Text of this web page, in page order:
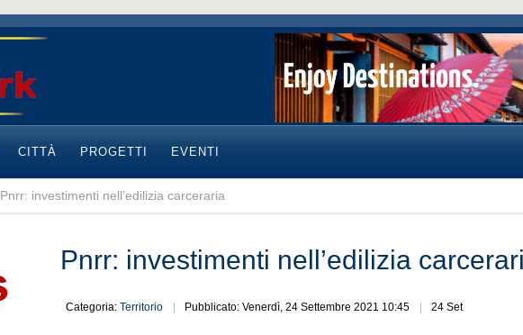
CITTÀ PROGETTI EVENTI
Pnrr: investimenti nell’edilizia carceraria
Pnrr: investimenti nell’edilizia
Categoria: Territorio Pubblicato: Venerdì, 24 Settembre 2021 10:45 24 Set